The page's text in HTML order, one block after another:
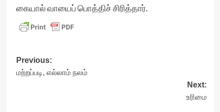
கையால் வாயைப் பொத்திச் சிரித்தார்.
Post
navigation
Previous:
மற்றப்படி, எல்லாம் நலம்
Next:
உரிமை